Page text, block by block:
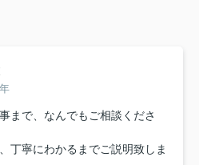
まで、なんでもご相談くださ
丁寧にわかるまでご説明致しま